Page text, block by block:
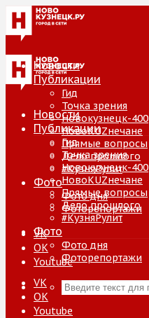
Новости
Публикации
Гид
Точка зрения
Новокузнецк-400
НовоKUZнечане
Прямые вопросы
Дело прошлого
#КузняРулит
Фото
Фото дня
Фоторепортажи
VK
ОК
Youtube
Новости
Публикации
Гид
Точка зрения
Новокузнецк-400
НовоKUZнечане
Прямые вопросы
Дело прошлого
#КузняРулит
Фото
Фото дня
Фоторепортажи
VK
ОК
Youtube